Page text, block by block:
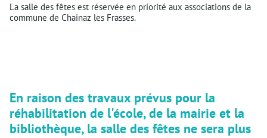
La salle des fêtes est réservée en priorité aux associations de la
commune de Chainaz les Frasses.
En raison des travaux prévus pour la
réhabilitation de l'école, de la mairie et la
bibliothèque, la salle des fêtes ne sera plus